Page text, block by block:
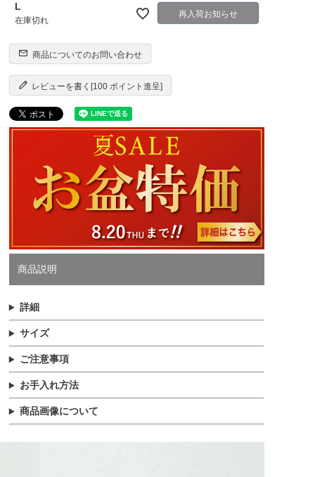
L
在庫切れ
再入荷お知らせ
商品についてのお問い合わせ
レビューを書く[100 ポイント進呈]
商品説明
詳細
サイズ
ご注意事項
お手入れ方法
商品画像について